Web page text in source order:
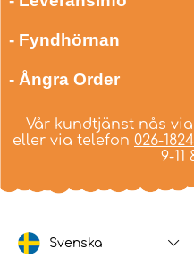
- Fyndhörnan
- Ångra Order
Vår kundtjänst nås via
eller via telefon 026-
9-11
Svenska